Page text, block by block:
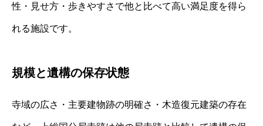
性・見せ方・歩きやすさで他と比べて高い満足度を得ら
れる施設です。
規模と遺構の保存状態
寺域の広さ・主要建物跡の明確さ・木造復元建築の存在